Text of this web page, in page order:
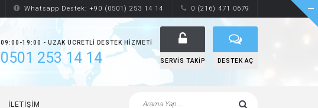
Whatsapp Destek: +90 (0501) 253 14 14 0 (216) 471 0679
09:00-19:00 - UZAK ÜCRETLI DESTEK HIZMETI
0501 253 14 14 SERVIS TAKIP DESTEK AÇ
İLETIŞIM